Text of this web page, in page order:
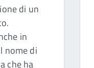
di un
in
nome di
che ha